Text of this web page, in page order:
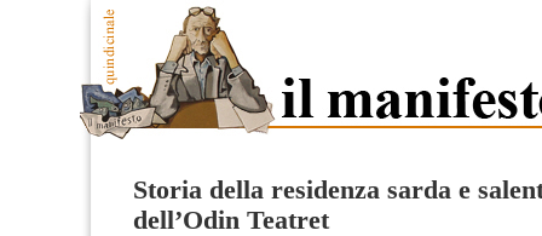
Storia della residenza sarda e
dell’Odin Teatret